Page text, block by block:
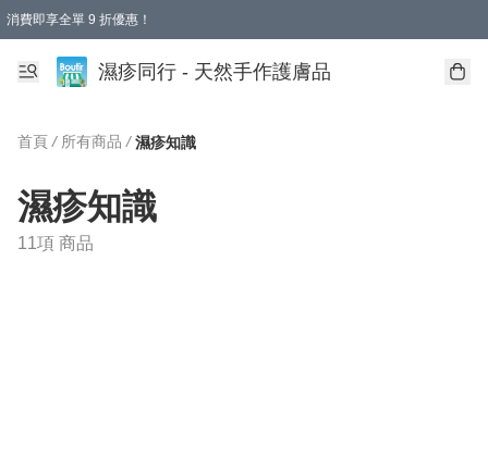
消費即享全單 9 折優惠！
濕疹同行 - 天然手作護膚品
首頁 / 所有商品 / 濕疹知識
濕疹知識
11項 商品